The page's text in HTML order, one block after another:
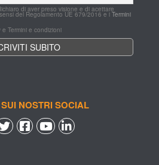
di aver preso visione e di acettare
del Regolamento UE 679/2016 e i Termini
Termini e condizioni
NOSTRI SOCIAL